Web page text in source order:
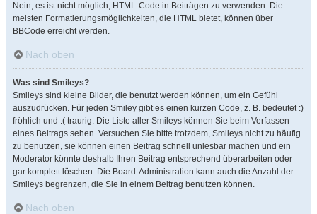
Nein, es ist nicht möglich, HTML-Code in Beiträgen zu verwenden. Die
meisten Formatierungsmöglichkeiten, die HTML bietet, können über
BBCode erreicht werden.
Nach oben
Was sind Smileys?
Smileys sind kleine Bilder, die benutzt werden können, um ein Gefühl
auszudrücken. Für jeden Smiley gibt es einen kurzen Code, z. B. bedeutet :)
fröhlich und :( traurig. Die Liste aller Smileys können Sie beim Verfassen
eines Beitrags sehen. Versuchen Sie bitte trotzdem, Smileys nicht zu häufig
zu benutzen, sie können einen Beitrag schnell unlesbar machen und ein
Moderator könnte deshalb Ihren Beitrag entsprechend überarbeiten oder
gar komplett löschen. Die Board-Administration kann auch die Anzahl der
Smileys begrenzen, die Sie in einem Beitrag benutzen können.
Nach oben